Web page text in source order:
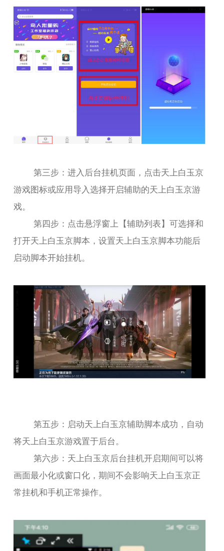
第三步：进入后台挂机页面，点击天上白玉京
游戏图标或应用导入选择开启辅助的天上白玉京游
戏。
第四步：点击悬浮窗上【辅助列表】可选择和
打开天上白玉京脚本，设置天上白玉京脚本功能后
启动脚本开始挂机。
第五步：启动天上白玉京辅助脚本成功，自动
将天上白玉京游戏置于后台。
第六步：天上白玉京后台挂机开启期间可以将
画面最小化或窗口化，期间不会影响天上白玉京正
常挂机和手机正常操作。